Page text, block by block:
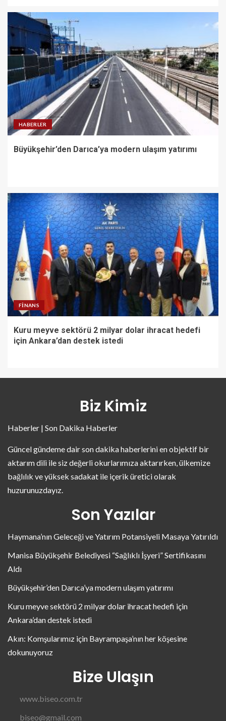
HABERLER
Büyükşehir’den Darıca’ya modern ulaşım yatırımı
FINANS
Kuru meyve sektörü 2 milyar dolar ihracat hedefi
için Ankara’dan destek istedi
Biz Kimiz
Haberler | Son Dakika Haberler
Güncel gündeme dair son dakika haberlerini en objektif bir
aktarım dili ile siz değerli okurlarımıza aktarırken, ülkemize
bağlılık ve yüksek sadakat ile içerik üretici olarak
huzurunuzdayız.
Son Yazılar
Haymana’nın Geleceği ve Yatırım Potansiyeli Masaya Yatırıldı
Manisa Büyükşehir Belediyesi “Sağlıklı İşyeri” Sertifikasını
Aldı
Büyükşehir’den Darıca’ya modern ulaşım yatırımı
Kuru meyve sektörü 2 milyar dolar ihracat hedefi için
Ankara’dan destek istedi
Akın: Komşularımız için Bayrampaşa’nın her köşesine
dokunuyoruz
Bize Ulaşın
www.biseo.com.tr
biseo@gmail.com